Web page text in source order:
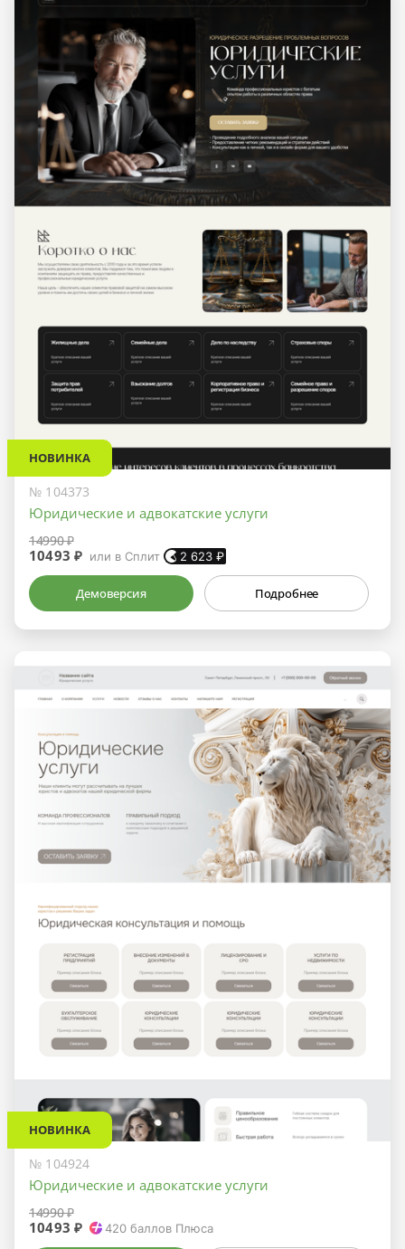
НОВИНКА
№ 104373
Юридические и адвокатские услуги
14990 ₽
10493 ₽ или в Сплит 2 623 ₽
Демоверсия Подробнее
НОВИНКА
№ 104924
Юридические и адвокатские услуги
14990 ₽
10493 ₽ 420 баллов Плюса